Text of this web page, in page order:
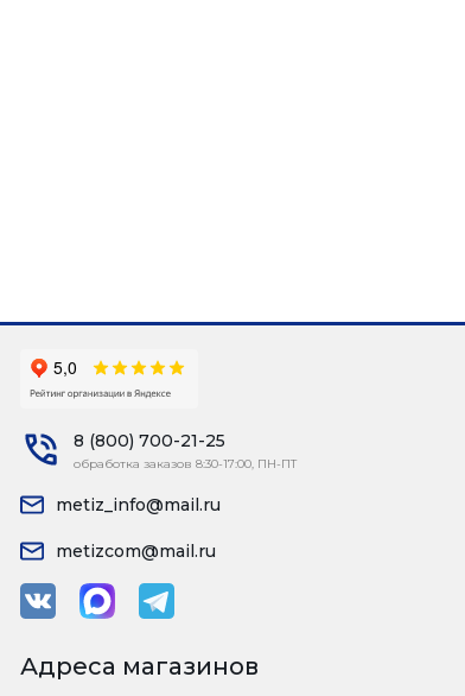
8 (800) 700-21-25
обработка заказов 8:30-17:00, ПН-ПТ
metiz_info@mail.ru
metizcom@mail.ru
Адреса магазинов